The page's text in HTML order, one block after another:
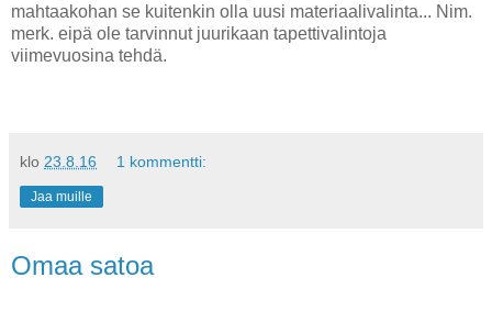
mahtaakohan se kuitenkin olla uusi materiaalivalinta... Nim.
merk. eipä ole tarvinnut juurikaan tapettivalintoja
viimevuosina tehdä.
klo 23.8.16 1 kommentti:
Jaa muille
Omaa satoa